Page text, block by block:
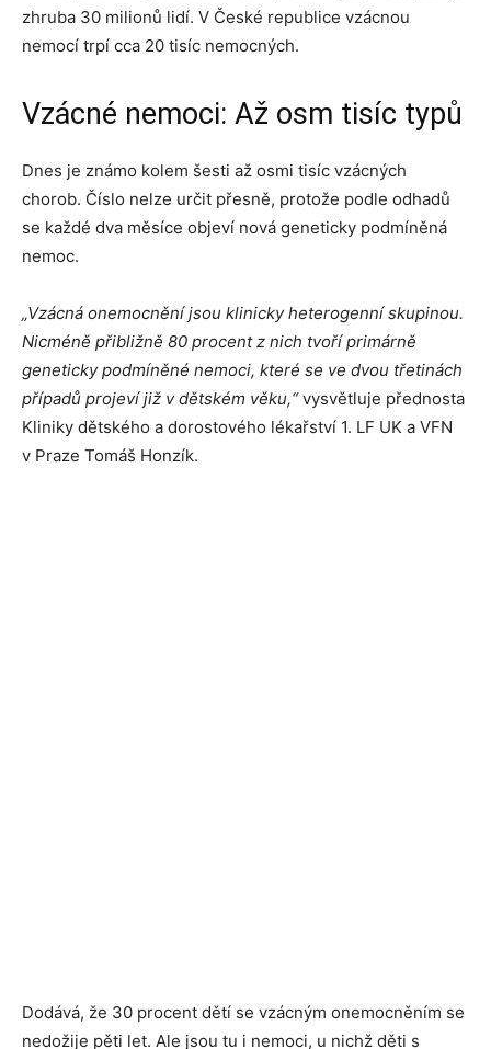
zhruba 30 milionů lidí. V České republice vzácnou
nemocí trpí cca 20 tisíc nemocných.
Vzácné nemoci: Až osm tisíc typů
Dnes je známo kolem šesti až osmi tisíc vzácných
chorob. Číslo nelze určit přesně, protože podle odhadů
se každé dva měsíce objeví nová geneticky podmíněná
nemoc.
„Vzácná onemocnění jsou klinicky heterogenní skupinou.
Nicméně přibližně 80 procent z nich tvoří primárně
geneticky podmíněné nemoci, které se ve dvou třetinách
případů projeví již v dětském věku,“vysvětluje přednosta
Kliniky dětského a dorostového lékařství 1. LF UK a VFN
v Praze Tomáš Honzík.
Dodává, že 30 procent dětí se vzácným onemocněním se
nedožije pěti let. Ale jsou tu i nemoci, u nichž děti s